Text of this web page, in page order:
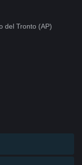
del Tronto (AP)